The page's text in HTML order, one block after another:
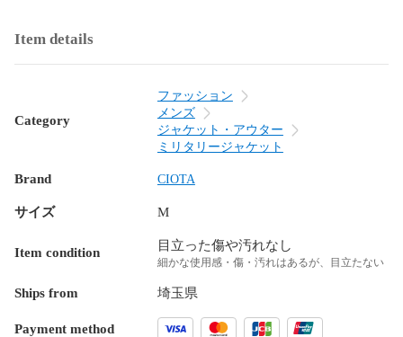
Item details
Category
ファッション
メンズ
ジャケット・アウター
ミリタリージャケット
Brand CIOTA
サイズ M
Item condition 目立った傷や汚れなし
細かな使用感・傷・汚れはあるが、目立たない
Ships from 埼玉県
Payment method